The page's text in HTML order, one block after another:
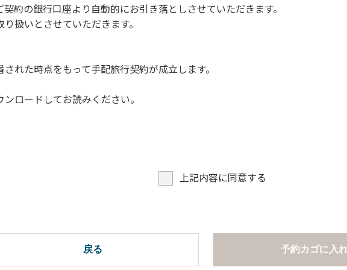
元住民から川についての注意や警告があった場合は素直に耳を傾け、指示に従
約の銀行口座より自動的にお引き落としさせていただきます。
扱いとさせていただきます。
れた時点をもって手配旅行契約が成立します。
ロードしてお読みください。
上記内容に同意する
戻る 予約カゴに入